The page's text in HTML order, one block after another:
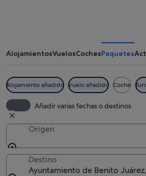
Juárez
AlojamientosVuelosCochesPaquetes
Alojamiento añadido Vuelo añadido Coche
Añadir varias fechas o destinos
Origen
Destino
Ayuntamiento de Benito